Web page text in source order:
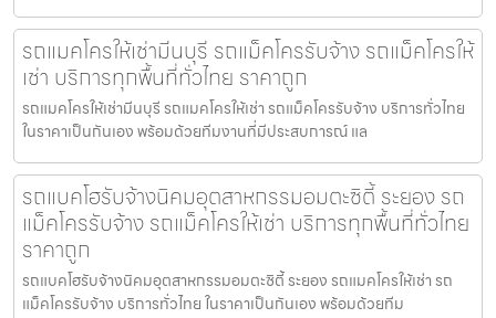
รถแมคโครให้เช่ามีนบุรี รถแม็คโครรับจ้าง รถแม็คโครให้
เช่า บริการทุกพื้นที่ทั่วไทย ราคาถูก
รถแมคโครให้เช่ามีนบุรี รถแมคโครให้เช่า รถแม็คโครรับจ้าง บริการทั่วไทย
ในราคาเป็นกันเอง พร้อมด้วยทีมงานที่มีประสบการณ์ แล
รถแบคโฮรับจ้างนิคมอุตสาหกรรมอมตะซิตี้ ระยอง รถ
แม็คโครรับจ้าง รถแม็คโครให้เช่า บริการทุกพื้นที่ทั่วไทย
ราคาถูก
รถแบคโฮรับจ้างนิคมอุตสาหกรรมอมตะซิตี้ ระยอง รถแมคโครให้เช่า รถ
แม็คโครรับจ้าง บริการทั่วไทย ในราคาเป็นกันเอง พร้อมด้วยทีม